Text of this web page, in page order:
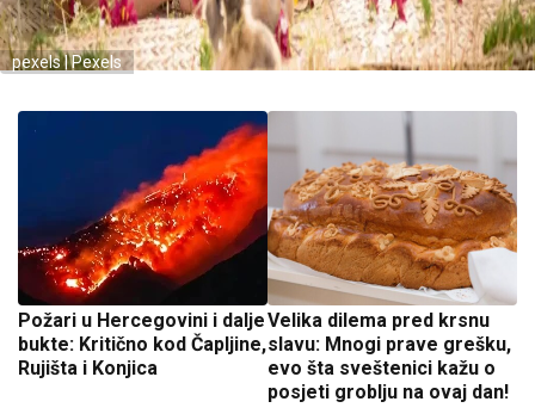
pexels | Pexels
Požari u Hercegovini i dalje
bukte: Kritično kod Čapljine,
Rujišta i Konjica
Velika dilema pred krsnu
slavu: Mnogi prave grešku,
evo šta sveštenici kažu o
posjeti groblju na ovaj dan!